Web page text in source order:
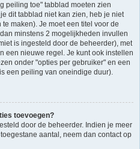
peiling toe" tabblad moeten zien
dit tabblad niet kan zien, heb je niet
maken). Je moet een titel voor de
minstens 2 mogelijkheden invullen
is ingesteld door de beheerder), met
een nieuwe regel. Je kunt ook instellen
onder "opties per gebruiker" en een
een peiling van oneindige duur).
toevoegen?
door de beheerder. Indien je meer
aantal, neem dan contact op